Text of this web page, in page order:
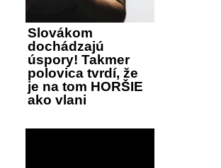
Slovákom
dochádzajú
úspory! Takmer
polovica tvrdí, že
je na tom HORŠIE
ako vlani